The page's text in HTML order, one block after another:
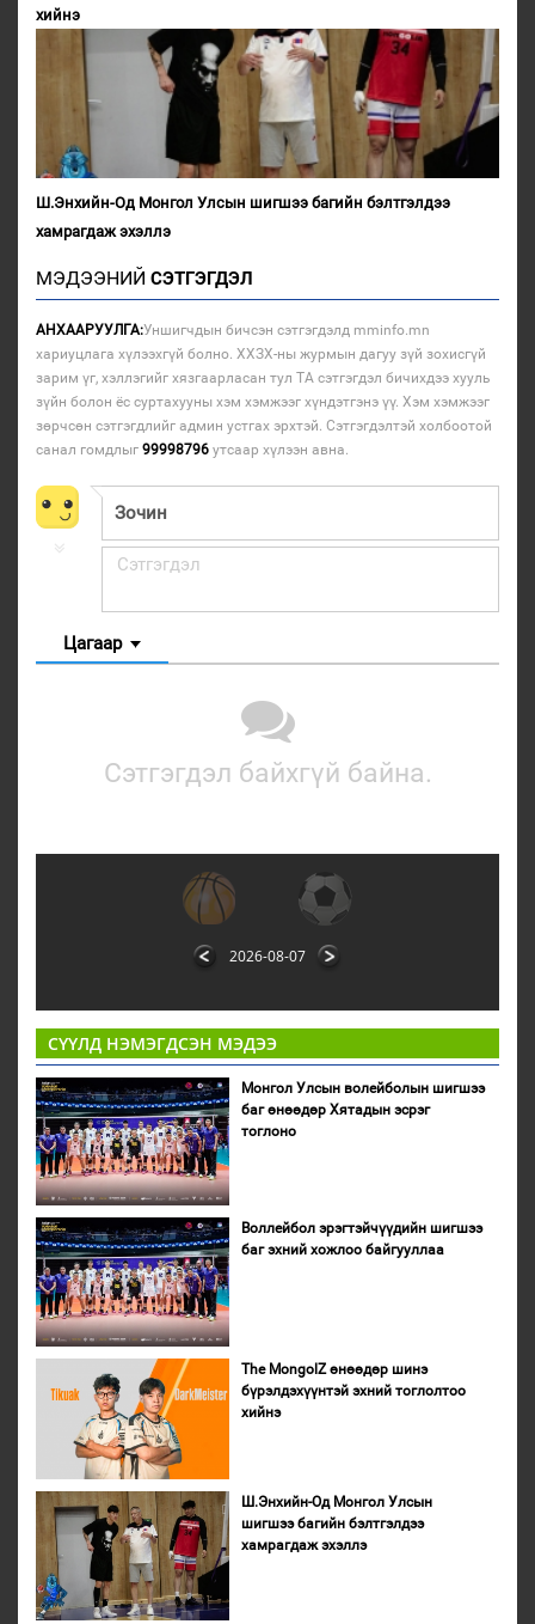
хийнэ
Ш.Энхийн-Од Монгол Улсын шигшээ багийн бэлтгэлдээ
хамрагдаж эхэллэ
МЭДЭЭНИЙ СЭТГЭГДЭЛ
АНХААРУУЛГА:Уншигчдын бичсэн сэтгэгдэлд mminfo.mn
хариуцлага хүлээхгүй болно. ХХЗХ-ны журмын дагуу зүй зохисгүй
зарим үг, хэллэгийг хязгаарласан тул ТА сэтгэгдэл бичихдээ хууль
зүйн болон ёс суртахууны хэм хэмжээг хүндэтгэнэ үү. Хэм хэмжээг
зөрчсөн сэтгэгдлийг админ устгах эрхтэй. Сэтгэгдэлтэй холбоотой
санал гомдлыг 99998796 утсаар хүлээн авна.
Цагаар
Сэтгэгдэл байхгүй байна.
2026-08-07
СҮҮЛД НЭМЭГДСЭН МЭДЭЭ
Монгол Улсын волейболын шигшээ
баг өнөөдөр Хятадын эсрэг
тоглоно
Воллейбол эрэгтэйчүүдийн шигшээ
баг эхний хожлоо байгууллаа
The MongolZ өнөөдөр шинэ
бүрэлдэхүүнтэй эхний тоглолтоо
хийнэ
Ш.Энхийн-Од Монгол Улсын
шигшээ багийн бэлтгэлдээ
хамрагдаж эхэллэ